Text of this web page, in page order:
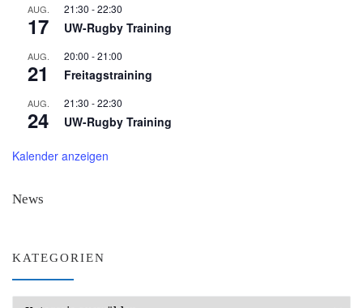
AUG.
17
21:30 -22:30
UW-Rugby Training
AUG.
21
20:00 -21:00
Freitagstraining
AUG.
24
21:30 -22:30
UW-Rugby Training
Kalender anzeigen
News
KATEGORIEN